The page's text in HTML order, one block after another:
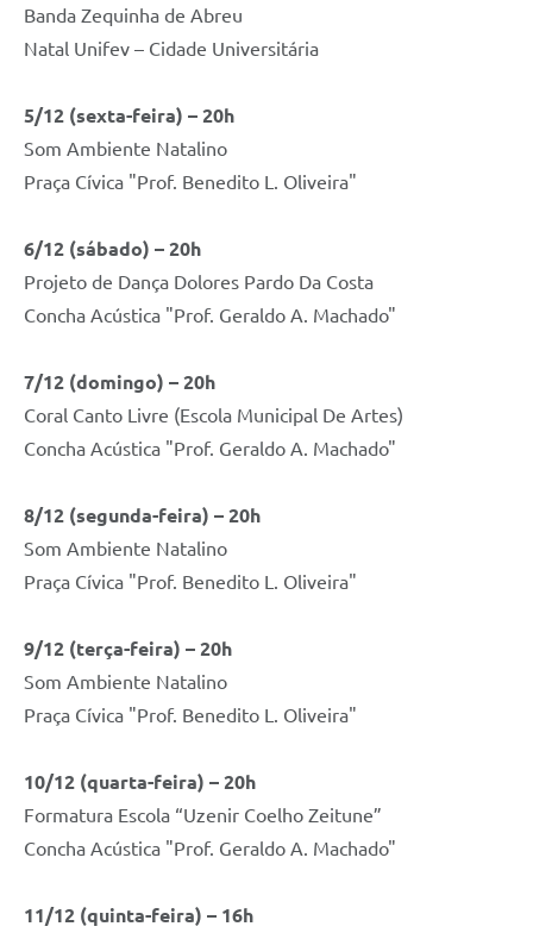
Banda Zequinha de Abreu
Natal Unifev – Cidade Universitária
5/12 (sexta-feira) – 20h
Som Ambiente Natalino
Praça Cívica "Prof. Benedito L. Oliveira"
6/12 (sábado) – 20h
Projeto de Dança Dolores Pardo Da Costa
Concha Acústica "Prof. Geraldo A. Machado"
7/12 (domingo) – 20h
Coral Canto Livre (Escola Municipal De Artes)
Concha Acústica "Prof. Geraldo A. Machado"
8/12 (segunda-feira) – 20h
Som Ambiente Natalino
Praça Cívica "Prof. Benedito L. Oliveira"
9/12 (terça-feira) – 20h
Som Ambiente Natalino
Praça Cívica "Prof. Benedito L. Oliveira"
10/12 (quarta-feira) – 20h
Formatura Escola “Uzenir Coelho Zeitune”
Concha Acústica "Prof. Geraldo A. Machado"
11/12 (quinta-feira) – 16h